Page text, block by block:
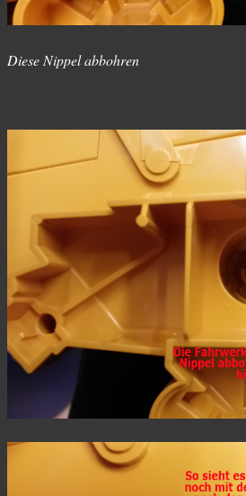
Diese Nippel abbohren